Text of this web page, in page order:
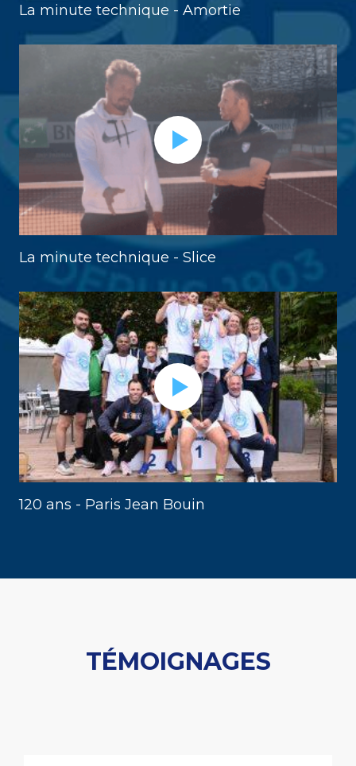
La minute technique - Amortie
La minute technique - Slice
120 ans - Paris Jean Bouin
TÉMOIGNAGES